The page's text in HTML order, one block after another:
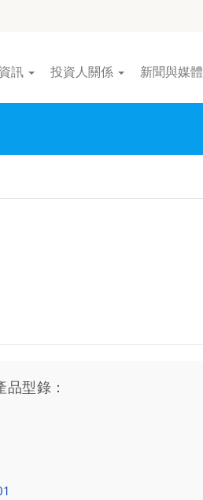
訊 投資人關係 新聞與媒體
型錄：